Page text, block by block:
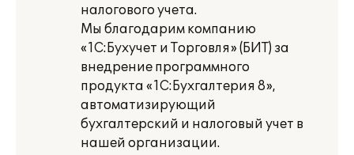
налогового учета.
Мы благодарим компанию
«1С:Бухучет и Торговля» (БИТ) за
внедрение программного
продукта «1С:Бухгалтерия 8»,
автоматизирующий
бухгалтерский и налоговый учет в
нашей организации.